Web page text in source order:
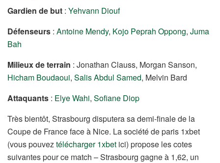
Gardien de but : Yehvann Diouf
Défenseurs : Antoine Mendy, Kojo Peprah Oppong, Juma
Bah
Milieux de terrain : Jonathan Clauss, Morgan Sanson,
Hicham Boudaoui, Salis Abdul Samed, Melvin Bard
Attaquants : Elye Wahi, Sofiane Diop
Très bientôt, Strasbourg disputera sa demi-finale de la
Coupe de France face à Nice. La société de paris 1xbet
(vous pouveztélécharger 1xbet ici) propose les cotes
suivantes pour ce match – Strasbourg gagne à 1,62, un